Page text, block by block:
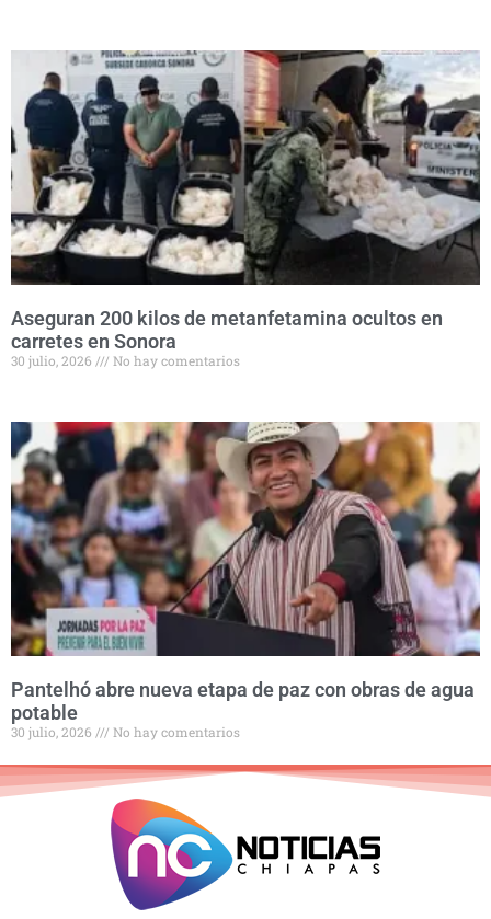
Aseguran 200 kilos de metanfetamina ocultos en
carretes en Sonora
30 julio, 2026 No hay comentarios
Pantelhó abre nueva etapa de paz con obras de agua
potable
30 julio, 2026 No hay comentarios